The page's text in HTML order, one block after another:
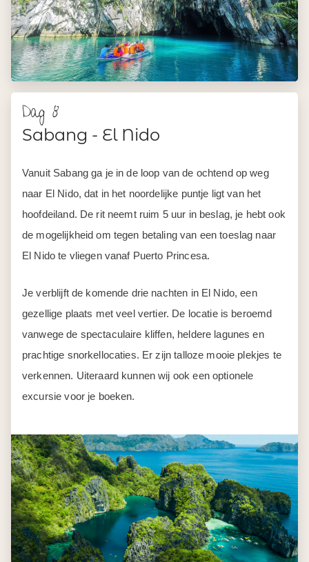
Dag 8
Sabang - El Nido
Vanuit Sabang ga je in de loop van de ochtend op weg
naar El Nido, dat in het noordelijke puntje ligt van het
hoofdeiland. De rit neemt ruim 5 uur in beslag, je hebt ook
de mogelijkheid om tegen betaling van een toeslag naar
El Nido te vliegen vanaf Puerto Princesa.
Je verblijft de komende drie nachten in El Nido, een
gezellige plaats met veel vertier. De locatie is beroemd
vanwege de spectaculaire kliffen, heldere lagunes en
prachtige snorkellocaties. Er zijn talloze mooie plekjes te
verkennen. Uiteraard kunnen wij ook een optionele
excursie voor je boeken.